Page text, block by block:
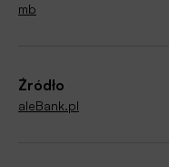
mb
Źródło
aleBank.pl